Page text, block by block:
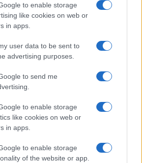
to enable storage
like cookies on web or
in apps.
user data to be sent to
advertising purposes.
to send me
to enable storage
like cookies on web or
in apps.
to enable storage
of the website or app.
da running donna: comfort